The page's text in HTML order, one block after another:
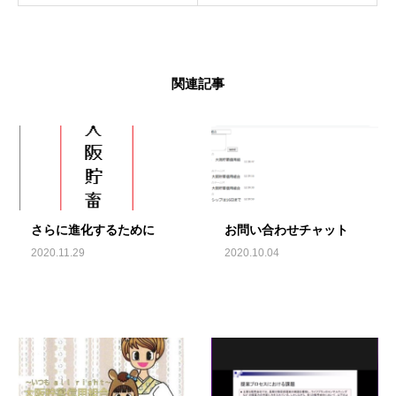
関連記事
さらに進化するために
2020.11.29
お問い合わせチャット
2020.10.04